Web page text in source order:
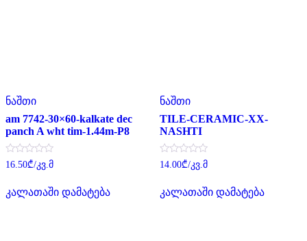
ნაშთი
am 7742-30×60-kalkate dec
panch A wht tim-1.44m-P8
შეფასება
0
5-
დან
16.50₾/კვ.მ
კალათაში დამატება
ნაშთი
TILE-CERAMIC-XX-
NASHTI
შეფასება
0
5-
დან
14.00₾/კვ.მ
კალათაში დამატება